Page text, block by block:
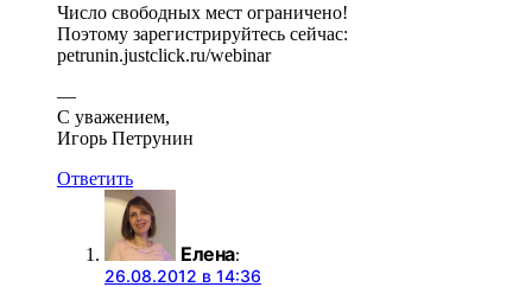
Число свободных мест ограничено!
Поэтому зарегистрируйтесь сейчас:
petrunin.justclick.ru/webinar
—
С уважением,
Игорь Петрунин
Ответить
Елена:
26.08.2012 в 14:36